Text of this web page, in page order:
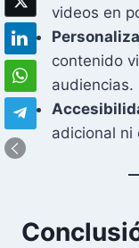
videos en
contenido
audiencias.
adicional ni